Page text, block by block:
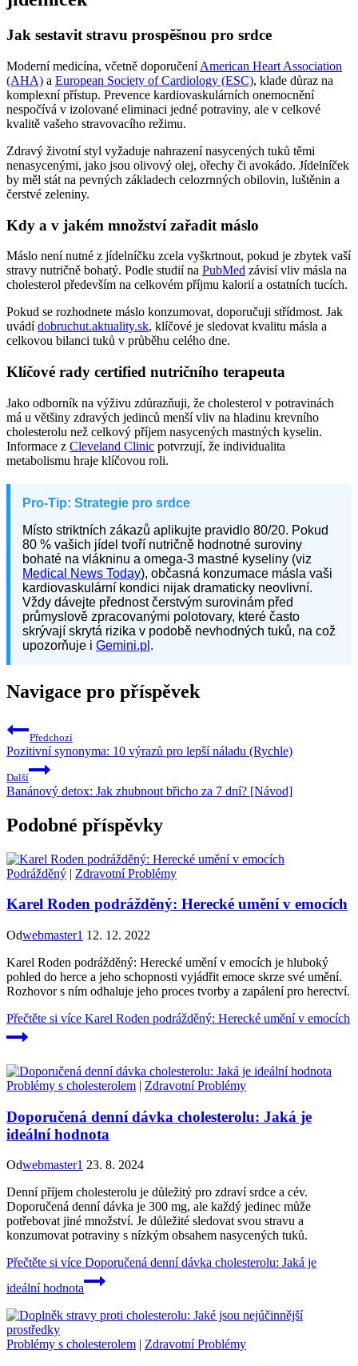
Jak sestavit stravu prospěšnou pro srdce
Moderní medicína, včetně doporučeníAmerican Heart Association
(AHA) a European Society of Cardiology (ESC), klade důraz na
komplexní přístup. Prevence kardiovaskulárních onemocnění
nespočívá v izolované eliminaci jedné potraviny, ale v celkové
kvalitě vašeho stravovacího režimu.
Zdravý životní styl vyžaduje nahrazení nasycených tuků těmi
nenasycenými, jako jsou olivový olej, ořechy či avokádo. Jídelníček
by měl stát na pevných základech celozrnných obilovin, luštěnin a
čerstvé zeleniny.
Kdy a v jakém množství zařadit máslo
Máslo není nutné z jídelníčku zcela vyškrtnout, pokud je zbytek vaší
stravy nutričně bohatý. Podle studií na PubMed závisí vliv másla na
cholesterol především na celkovém příjmu kalorií a ostatních tucích.
Pokud se rozhodnete máslo konzumovat, doporučuji střídmost. Jak
uvádídobruchut.aktuality.sk, klíčové je sledovat kvalitu másla a
celkovou bilanci tuků v průběhu celého dne.
Klíčové rady certified nutričního terapeuta
Jako odborník na výživu zdůrazňuji, že cholesterol v potravinách
má u většiny zdravých jedinců menší vliv na hladinu krevního
cholesterolu než celkový příjem nasycených mastných kyselin.
Informace z Cleveland Clinic potvrzují, že individualita
metabolismu hraje klíčovou roli.
Pro-Tip: Strategie pro srdce
Místo striktních zákazů aplikujte pravidlo 80/20. Pokud
80 % vašich jídel tvoří nutričně hodnotné suroviny
bohaté na vlákninu a omega-3 mastné kyseliny (viz
Medical News Today), občasná konzumace másla vaši
kardiovaskulární kondici nijak dramaticky neovlivní.
Vždy dávejte přednost čerstvým surovinám před
průmyslově zpracovanými polotovary, které často
skrývají skrytá rizika v podobě nevhodných tuků, na což
upozorňuje i Gemini.pl .
Navigace pro příspěvek
Předchozí
Pozitivní synonyma: 10 výrazů pro lepší náladu (Rychle)
Další
Banánový detox: Jak zhubnout břicho za 7 dní? [Návod]
Podobné příspěvky
Podrážděný | Zdravotní Problémy
Karel Roden podrážděný: Herecké umění v emocích
Odwebmaster1 12. 12. 2022
Karel Roden podrážděný: Herecké umění v emocích je hluboký
pohled do herce a jeho schopnosti vyjádřit emoce skrze své umění.
Rozhovor s ním odhaluje jeho proces tvorby a zapálení pro herectví.
Přečtěte si více Karel Roden podrážděný: Herecké umění v emocích
Problémy s cholesterolem | Zdravotní Problémy
Doporučená denní dávka cholesterolu: Jaká je
ideální hodnota
Odwebmaster1 23. 8. 2024
Denní příjem cholesterolu je důležitý pro zdraví srdce a cév.
Doporučená denní dávka je 300 mg, ale každý jedinec může
potřebovat jiné množství. Je důležité sledovat svou stravu a
konzumovat potraviny s nízkým obsahem nasycených tuků.
Přečtěte si více Doporučená denní dávka cholesterolu: Jaká je
ideální hodnota
Problémy s cholesterolem | Zdravotní Problémy